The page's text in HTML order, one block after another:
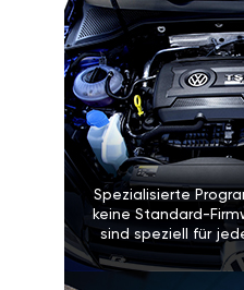
Spezialisierte
keine Standard-
sind speziell für